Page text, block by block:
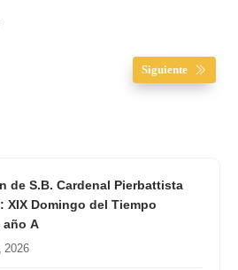
Siguiente
de S.B. Cardenal Pierbattista
XIX Domingo del Tiempo
A